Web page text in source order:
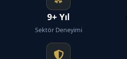
9+ Yıl
Sektör Deneyimi